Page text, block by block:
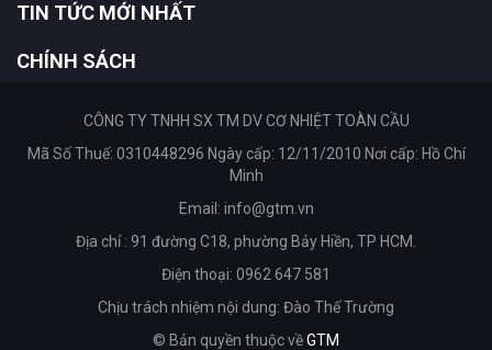
TIN TỨC MỚI NHẤT
CHÍNH SÁCH
CÔNG TY TNHH SX TM DV CƠ NHIỆT TOÀN CẦU
Mã Số Thuế: 0310448296 Ngày cấp: 12/11/2010 Nơi cấp: Hồ Chí
Minh
Email: info@gtm.vn
Địa chỉ : 91 đường C18, phường Bảy Hiền, TP HCM.
Điện thoại: 0962 647 581
Chịu trách nhiệm nội dung: Đào Thế Trường
© Bản quyền thuộc vềGTM